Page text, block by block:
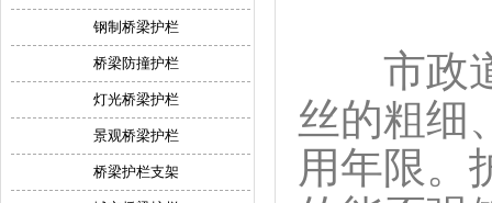
市政道
丝的粗细
用年限。
钢制桥梁护栏
桥梁防撞护栏
灯光桥梁护栏
景观桥梁护栏
桥梁护栏支架